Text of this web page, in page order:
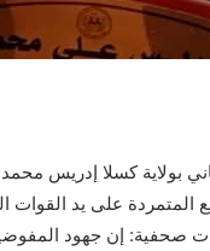
بولاية كسلا إدريس
المتمردة على يد القوات
صحفية: إن جهود